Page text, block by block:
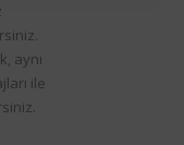
aynı
ile